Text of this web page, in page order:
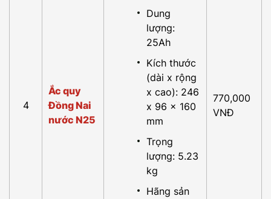
4
Ắc quy
Đồng Nai
nước N25
Dung
lượng:
25Ah
Kích thước
(dài x rộng
x cao): 246
x 96 x 160
mm
Trọng
lượng: 5.23
kg
Hãng sản
770,000
VNĐ